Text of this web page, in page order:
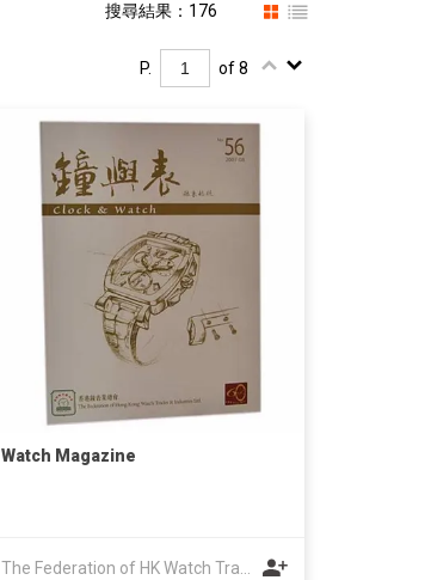
搜尋結果：176
P. of 8
Watch Magazine